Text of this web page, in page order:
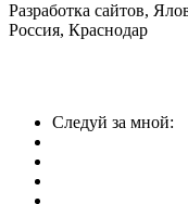
Разработка сайтов,
Россия, Краснодар
Следуй за мной: